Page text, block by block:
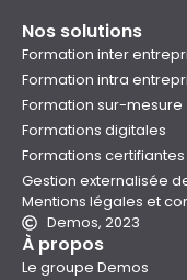
Nos solutions
Formation inter
Formation intra
Formation sur-mesure
Formations digitales
Formations
Gestion externalisée
Mentions légales et
Demos, 2023
À propos
Le groupe Demos